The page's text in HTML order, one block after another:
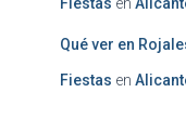
Qué ver en
Fiestas en